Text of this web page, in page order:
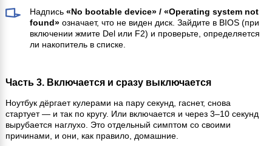
Надпись «No bootable device» / «Operating system not
found»означает, что не виден диск. Зайдите в BIOS (при
включении жмите Del или F2) и проверьте, определяется
ли накопитель в списке.
Часть 3. Включается и сразу выключается
Ноутбук дёргает кулерами на пару секунд, гаснет, снова
стартует — и так по кругу. Или включается и через 3–10 секунд
вырубается наглухо. Это отдельный симптом со своими
причинами, и они, как правило, домашние.